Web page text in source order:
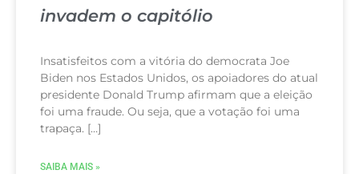
invadem o capitólio
Insatisfeitos com a vitória do democrata Joe
Biden nos Estados Unidos, os apoiadores do atual
presidente Donald Trump afirmam que a eleição
foi uma fraude. Ou seja, que a votação foi uma
trapaça. […]
SAIBA MAIS »